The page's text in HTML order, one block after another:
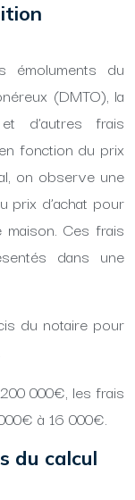
émoluments du
(DMTO), la
d’autres frais
fonction du prix
on observe une
prix d’achat pour
Ces frais
dans une
du notaire pour
000€, les frais
à 16 000€.
du calcul